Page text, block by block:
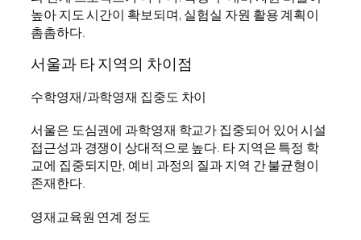
높아 지도 시간이 확보되며, 실험실 자원 활용 계획이
촘촘하다.
서울과 타 지역의 차이점
수학영재/과학영재 집중도 차이
서울은 도심권에 과학영재 학교가 집중되어 있어 시설
접근성과 경쟁이 상대적으로 높다. 타 지역은 특정 학
교에 집중되지만, 예비 과정의 질과 지역 간 불균형이
존재한다.
영재교육원 연계 정도